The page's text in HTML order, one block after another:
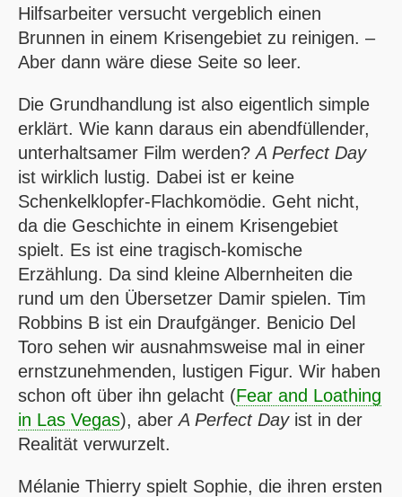
Hilfsarbeiter versucht vergeblich einen
Brunnen in einem Krisengebiet zu reinigen. –
Aber dann wäre diese Seite so leer.
Die Grundhandlung ist also eigentlich simple
erklärt. Wie kann daraus ein abendfüllender,
unterhaltsamer Film werden?A Perfect Day
ist wirklich lustig. Dabei ist er keine
Schenkelklopfer-Flachkomödie. Geht nicht,
da die Geschichte in einem Krisengebiet
spielt. Es ist eine tragisch-komische
Erzählung. Da sind kleine Albernheiten die
rund um den Übersetzer Damir spielen. Tim
Robbins B ist ein Draufgänger. Benicio Del
Toro sehen wir ausnahmsweise mal in einer
ernstzunehmenden, lustigen Figur. Wir haben
schon oft über ihn gelacht (Fear and Loathing
in Las Vegas), aberA Perfect Dayist in der
Realität verwurzelt.
Mélanie Thierry spielt Sophie, die ihren ersten